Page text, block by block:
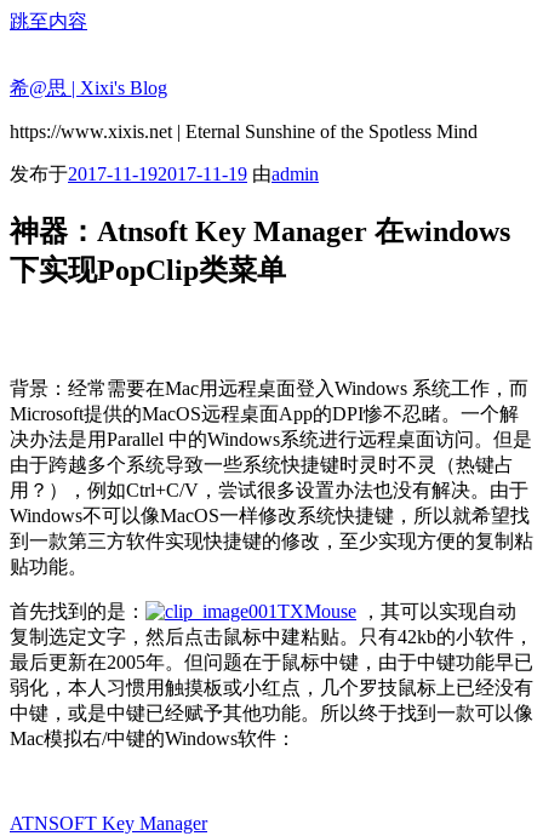
跳至内容
希@思 | Xixi's Blog
https://www.xixis.net | Eternal Sunshine of the Spotless Mind
发布于2017-11-192017-11-19 由admin
神器：Atnsoft Key Manager 在windows
下实现PopClip类菜单
背景：经常需要在Mac用远程桌面登入Windows 系统工作，而
Microsoft提供的MacOS远程桌面App的DPI惨不忍睹。一个解
决办法是用Parallel 中的Windows系统进行远程桌面访问。但是
由于跨越多个系统导致一些系统快捷键时灵时不灵（热键占
用？），例如Ctrl+C/V，尝试很多设置办法也没有解决。由于
Windows不可以像MacOS一样修改系统快捷键，所以就希望找
到一款第三方软件实现快捷键的修改，至少实现方便的复制粘
贴功能。
首先找到的是： TXMouse ，其可以实现自动
复制选定文字，然后点击鼠标中建粘贴。只有42kb的小软件，
最后更新在2005年。但问题在于鼠标中键，由于中键功能早已
弱化，本人习惯用触摸板或小红点，几个罗技鼠标上已经没有
中键，或是中键已经赋予其他功能。所以终于找到一款可以像
Mac模拟右/中键的Windows软件：
ATNSOFT Key Manager